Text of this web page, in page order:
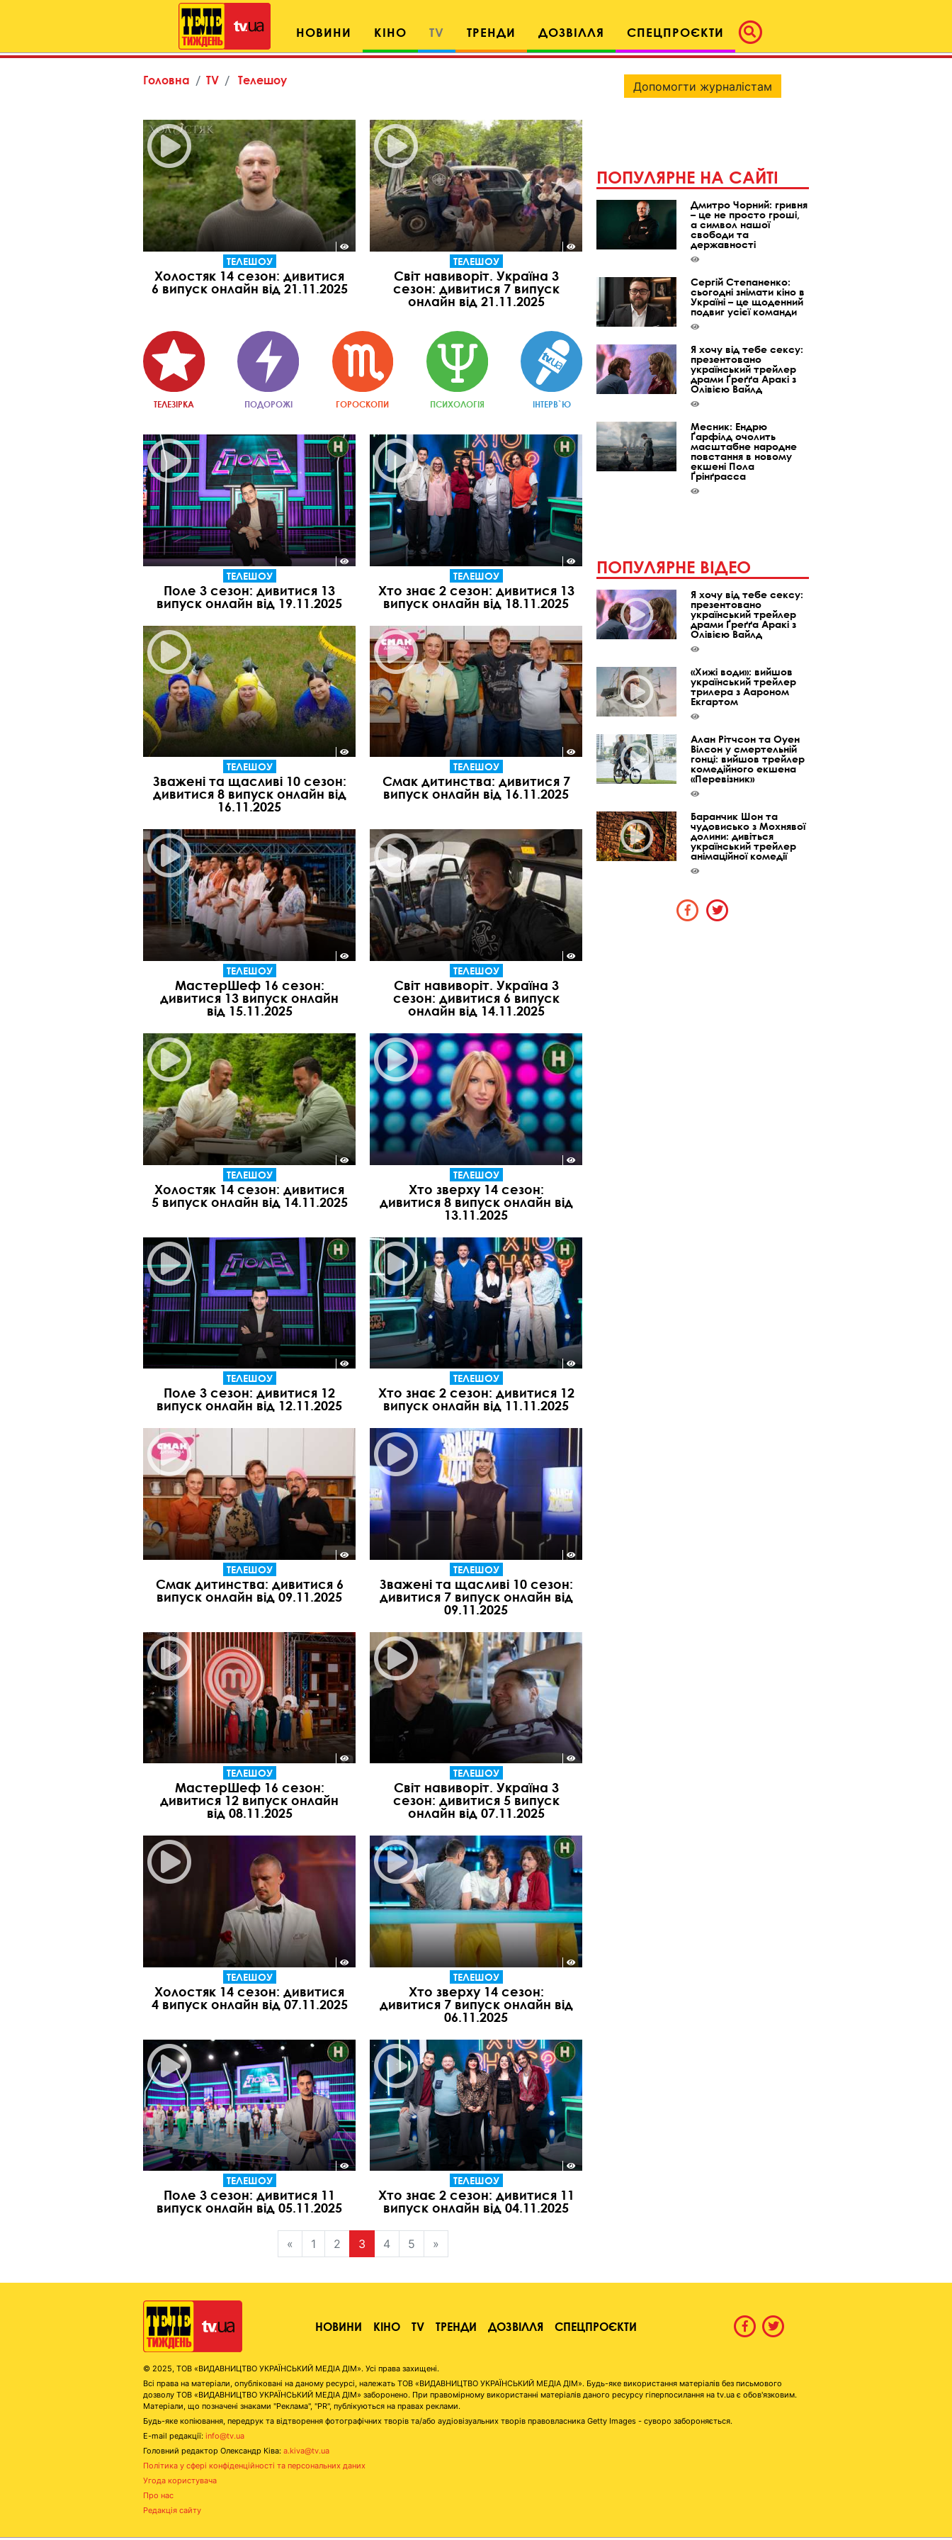
НОВИНИ КІНО TV ТРЕНДИ ДОЗВІЛЛЯ СПЕЦПРОЄКТИ
Головна TV Телешоу
ТЕЛЕШОУ
Холостяк 14 сезон: дивитися
6 випуск онлайн від 21.11.2025
ТЕЛЕШОУ
Світ навиворіт. Україна 3
сезон: дивитися 7 випуск
онлайн від 21.11.2025
ТЕЛЕЗІРКА ПОДОРОЖІ ГОРОСКОПИ ПСИХОЛОГІЯ ІНТЕРВ`Ю
ТЕЛЕШОУ
Поле 3 сезон: дивитися 13
випуск онлайн від 19.11.2025
ТЕЛЕШОУ
Хто знає 2 сезон: дивитися 13
випуск онлайн від 18.11.2025
ТЕЛЕШОУ
Зважені та щасливі 10 сезон:
дивитися 8 випуск онлайн від
16.11.2025
ТЕЛЕШОУ
Смак дитинства: дивитися 7
випуск онлайн від 16.11.2025
ТЕЛЕШОУ
МастерШеф 16 сезон:
дивитися 13 випуск онлайн
від 15.11.2025
ТЕЛЕШОУ
Світ навиворіт. Україна 3
сезон: дивитися 6 випуск
онлайн від 14.11.2025
ТЕЛЕШОУ
Холостяк 14 сезон: дивитися
5 випуск онлайн від 14.11.2025
ТЕЛЕШОУ
Хто зверху 14 сезон:
дивитися 8 випуск онлайн від
13.11.2025
ТЕЛЕШОУ
Поле 3 сезон: дивитися 12
випуск онлайн від 12.11.2025
ТЕЛЕШОУ
Хто знає 2 сезон: дивитися 12
випуск онлайн від 11.11.2025
ТЕЛЕШОУ
Смак дитинства: дивитися 6
випуск онлайн від 09.11.2025
ТЕЛЕШОУ
Зважені та щасливі 10 сезон:
дивитися 7 випуск онлайн від
09.11.2025
ТЕЛЕШОУ
МастерШеф 16 сезон:
дивитися 12 випуск онлайн
від 08.11.2025
ТЕЛЕШОУ
Світ навиворіт. Україна 3
сезон: дивитися 5 випуск
онлайн від 07.11.2025
ТЕЛЕШОУ
Холостяк 14 сезон: дивитися
4 випуск онлайн від 07.11.2025
ТЕЛЕШОУ
Хто зверху 14 сезон:
дивитися 7 випуск онлайн від
06.11.2025
ТЕЛЕШОУ
Поле 3 сезон: дивитися 11
випуск онлайн від 05.11.2025
ТЕЛЕШОУ
Хто знає 2 сезон: дивитися 11
випуск онлайн від 04.11.2025
« 1 2 3 4 5 »
Допомогти журналістам
ПОПУЛЯРНЕ НА САЙТІ
Дмитро Чорний: гривня
– це не просто гроші,
а символ нашої
свободи та
державності
Сергій Степаненко:
сьогодні знімати кіно в
Україні – це щоденний
подвиг усієї команди
Я хочу від тебе сексу:
презентовано
український трейлер
драми Ґреґґа Аракі з
Олівією Вайлд
Месник: Ендрю
Ґарфілд очолить
масштабне народне
повстання в новому
екшені Пола
Ґрінґрасса
ПОПУЛЯРНЕ ВІДЕО
Я хочу від тебе сексу:
презентовано
український трейлер
драми Ґреґґа Аракі з
Олівією Вайлд
«Хижі води»: вийшов
український трейлер
трилера з Аароном
Екгартом
Алан Рітчсон та Оуен
Вілсон у смертельній
гонці: вийшов трейлер
комедійного екшена
«Перевізник»
Баранчик Шон та
чудовисько з Мохнявої
долини: дивіться
український трейлер
анімаційної комедії
НОВИНИ КІНО TV ТРЕНДИ ДОЗВІЛЛЯ СПЕЦПРОЄКТИ
© 2025, ТОВ «ВИДАВНИЦТВО УКРАЇНСЬКИЙ МЕДІА ДІМ». Усі права захищені.
Всі права на матеріали, опубліковані на даному ресурсі, належать ТОВ «ВИДАВНИЦТВО УКРАЇНСЬКИЙ МЕДІА ДІМ». Будь-яке використання матеріалів без письмового
дозволу ТОВ «ВИДАВНИЦТВО УКРАЇНСЬКИЙ МЕДІА ДІМ» заборонено. При правомірному використанні матеріалів даного ресурсу гіперпосилання на tv.ua є обов'язковим.
Матеріали, що позначені знаками "Реклама", "PR", публікуються на правах реклами.
Будь-яке копіювання, передрук та відтворення фотографічних творів та/або аудіовізуальних творів правовласника Getty Images - суворо забороняється.
E-mail редакції: info@tv.ua
Головний редактор Олександр Ківа: a.kiva@tv.ua
Політика у сфері конфіденційності та персональних даних
Угода користувача
Про нас
Редакція сайту